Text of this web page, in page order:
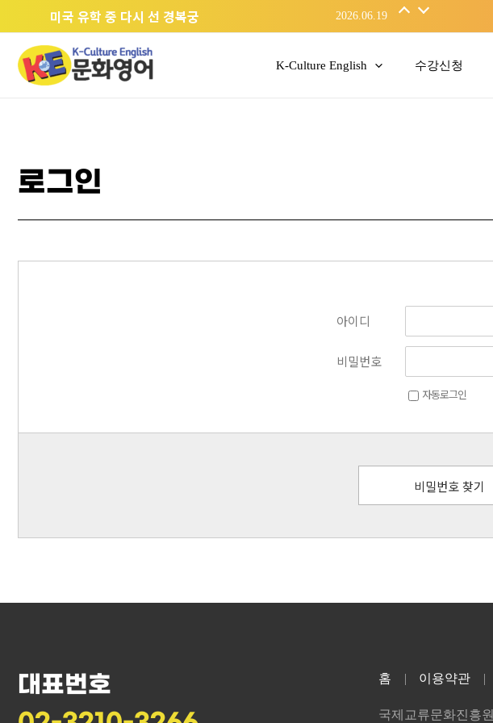
미국 유학 중 다시 선 경복궁 2026.06.19
K-Culture English 수강신청
로그인
아이디
비밀번호
자동로그인
비밀번호 찾기
대표번호
홈 이용약관
국제교류문화진흥원